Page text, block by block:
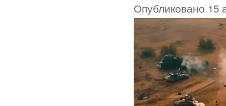
Опубликовано 15